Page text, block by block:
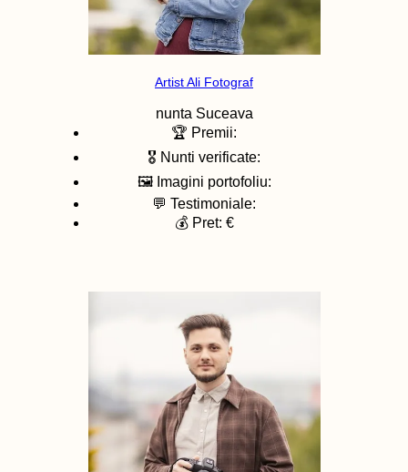
Artist Ali Fotograf
nunta Suceava
🏆 Premii:
🎖️ Nunti verificate:
🖼️ Imagini portofoliu:
💬 Testimoniale:
💰 Pret: €